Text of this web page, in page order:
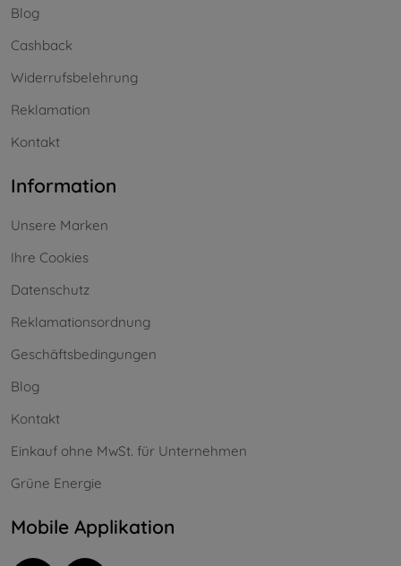
Blog
Cashback
Widerrufsbelehrung
Reklamation
Kontakt
Information
Unsere Marken
Ihre Cookies
Datenschutz
Reklamationsordnung
Geschäftsbedingungen
Blog
Kontakt
Einkauf ohne MwSt. für Unternehmen
Grüne Energie
Mobile Applikation